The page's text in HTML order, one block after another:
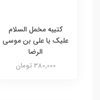
کتیبه مخمل السلام
علیک یا علی بن موسی
الرضا
380,000 تومان